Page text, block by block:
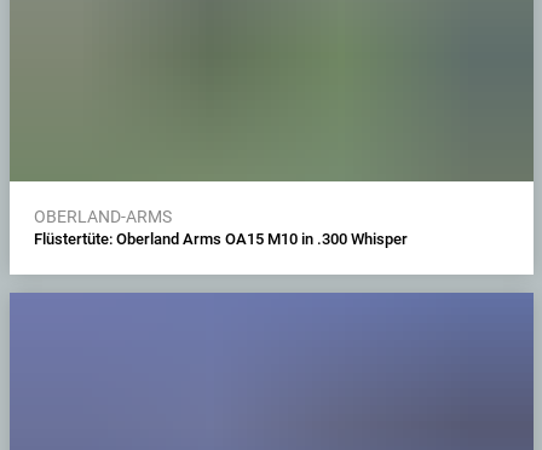
OBERLAND-ARMS
Flüstertüte: Oberland Arms OA15 M10 in .300 Whisper